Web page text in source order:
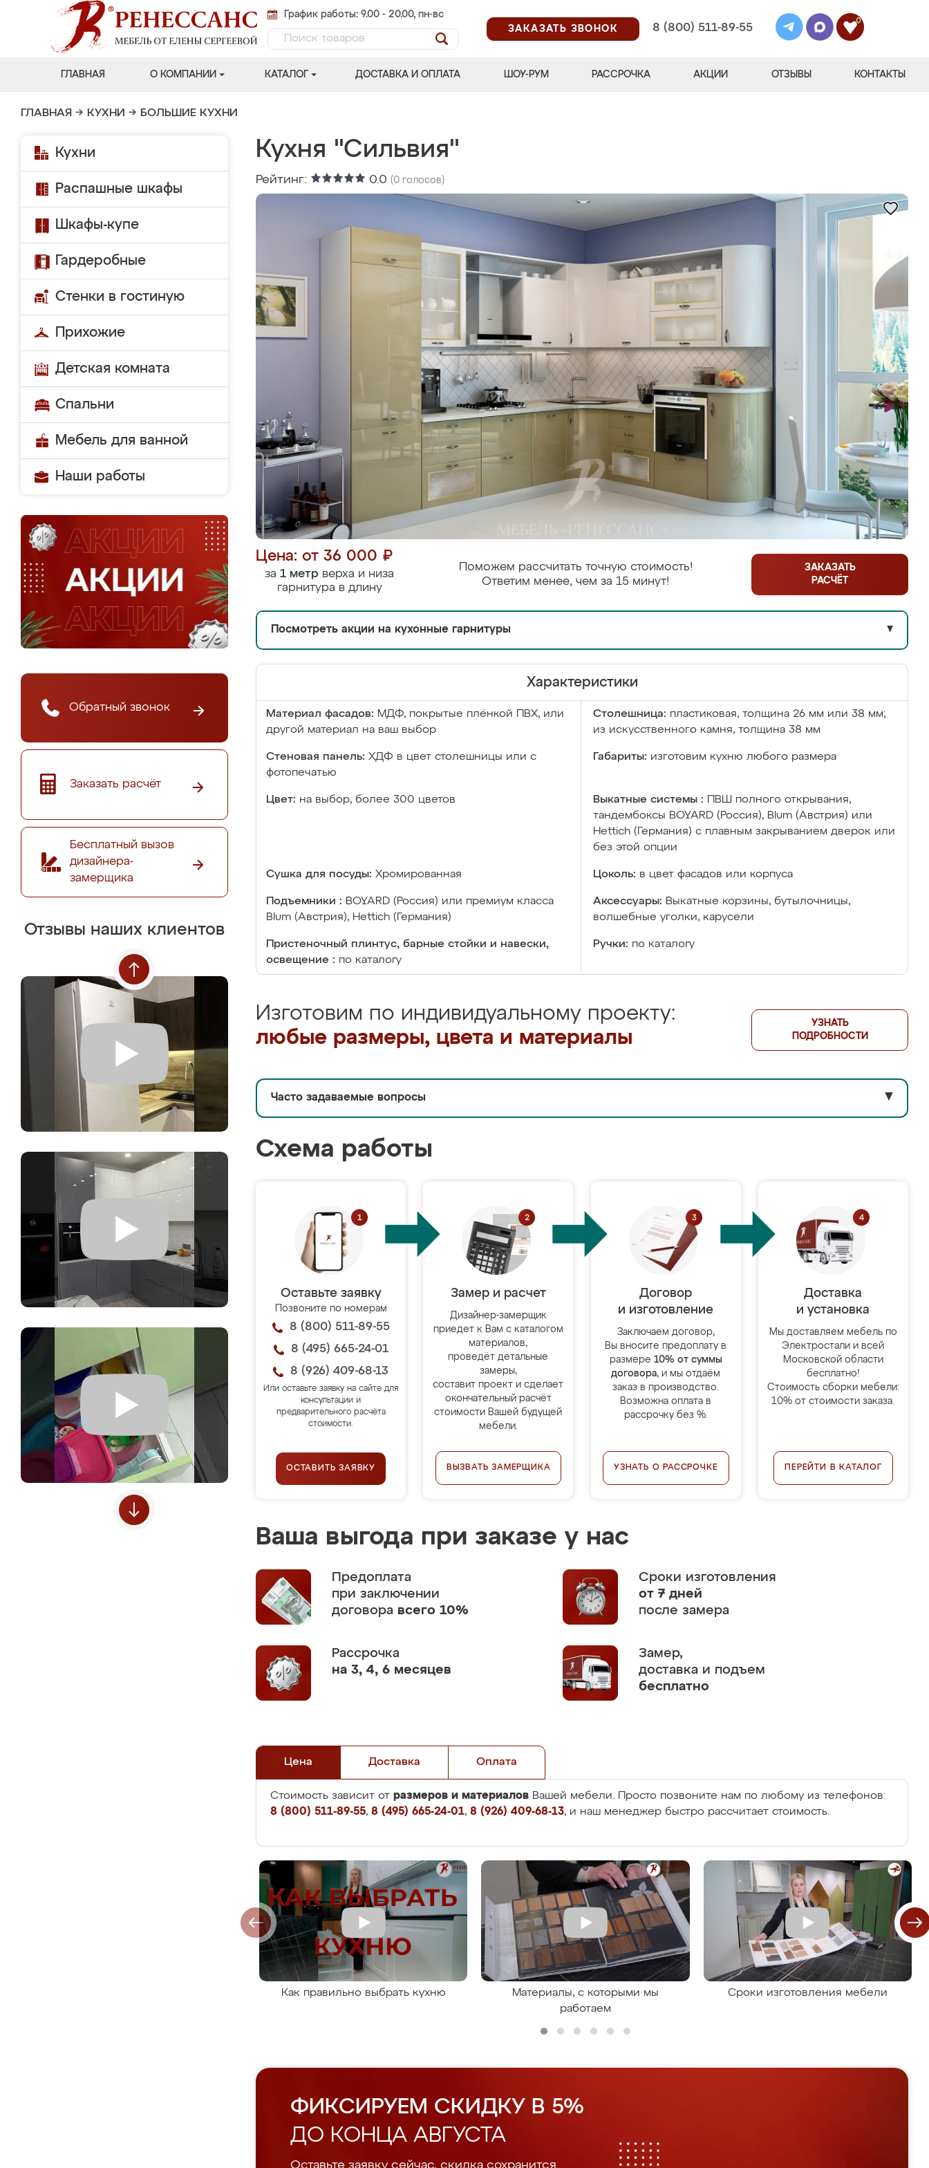
График работы: 9.00 - 20.00, пн-вс
ЗАКАЗАТЬ ЗВОНОК
8 (800) 511-89-55
0
ГЛАВНАЯ О КОМПАНИИ КАТАЛОГ ДОСТАВКА И ОПЛАТА ШОУ-РУМ РАССРОЧКА АКЦИИ ОТЗЫВЫ КОНТАКТЫ
ГЛАВНАЯ → КУХНИ → БОЛЬШИЕ КУХНИ
Кухни
Распашные шкафы
Шкафы-купе
Гардеробные
Стенки в гостиную
Прихожие
Детская комната
Спальни
Мебель для ванной
Наши работы
Обратный звонок
Заказать расчёт
Бесплатный вызов
дизайнера-
замерщика
Отзывы наших клиентов
Кухня "Сильвия"
Рейтинг: 0.0 (0 голосов)
Цена: от 36 000 ₽
за 1 метр верха и низа
гарнитура в длину
Поможем рассчитать точную стоимость!
Ответим менее, чем за 15 минут!
ЗАКАЗАТЬ
РАСЧЁТ
Посмотреть акции на кухонные гарнитуры ▼
Характеристики
Материал фасадов: МДФ, покрытые плёнкой ПВХ, или
другой материал на ваш выбор
Столешница: пластиковая, толщина 26 мм или 38 мм;
из искусственного камня, толщина 38 мм
Стеновая панель: ХДФ в цвет столешницы или с
фотопечатью
Габариты: изготовим кухню любого размера
Цвет: на выбор, более 300 цветов Выкатные системы :
ПВШ полного открывания,
тандембоксы BOYARD (Россия), Blum (Австрия) или
Hettich (Германия) с плавным закрыванием дверок или
без этой опции
Сушка для посуды: Хромированная Цоколь: в цвет фасадов или корпуса
Подъемники : BOYARD (Россия) или премиум класса
Blum (Австрия), Hettich (Германия)
Аксессуары: Выкатные корзины, бутылочницы,
волшебные уголки, карусели
Пристеночный плинтус, барные стойки и навески,
освещение : по каталогу
Ручки: по каталогу
Изготовим по индивидуальному проекту:
любые размеры, цвета и материалы
УЗНАТЬ
ПОДРОБНОСТИ
Часто задаваемые вопросы ▼
Схема работы
Оставьте заявку
Позвоните по номерам
8 (800) 511-89-55
8 (495) 665-24-01
8 (926) 409-68-13
Или оставьте заявку на сайте для
консультации и
предварительного расчёта
стоимости.
ОСТАВИТЬ ЗАЯВКУ
Замер и расчет
Дизайнер-замерщик
приедет к Вам с каталогом
материалов,
проведёт детальные
замеры,
составит проект и сделает
окончательный расчёт
стоимости Вашей будущей
мебели.
ВЫЗВАТЬ ЗАМЕРЩИКА
Договор
и изготовление
Заключаем договор,
Вы вносите предоплату в
размере 10% от суммы
договора, и мы отдаём
заказ в производство.
Возможна оплата в
рассрочку без %.
УЗНАТЬ О РАССРОЧКЕ
Доставка
и установка
Мы доставляем мебель по
Электростали и всей
Московской области
бесплатно!
Стоимость сборки мебели:
10% от стоимости заказа.
ПЕРЕЙТИ В КАТАЛОГ
Ваша выгода при заказе у нас
Предоплата
при заключении
договора всего 10%
Сроки изготовления
от 7 дней
после замера
Рассрочка
на 3, 4, 6 месяцев
Замер,
доставка и подъем
бесплатно
Цена Доставка Оплата
Стоимость зависит от размеров и материалов Вашей мебели. Просто позвоните нам по любому из телефонов:
8 (800) 511-89-55, 8 (495) 665-24-01, 8 (926) 409-68-13, и наш менеджер быстро рассчитает стоимость.
Как правильно выбрать кухню
Материалы, с которыми мы
работаем
Сроки изготовления мебели
ФИКСИРУЕМ СКИДКУ В 5%
ДО КОНЦА АВГУСТА
Оставьте заявку сейчас, скидка сохранится.